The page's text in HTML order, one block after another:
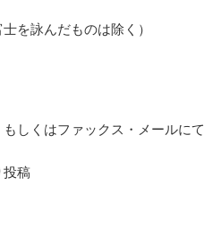
を詠んだものは除く）
しくはファックス・メールにて
投稿